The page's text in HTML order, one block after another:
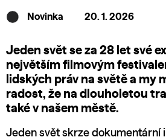
Novinka 20. 1. 2026
Jeden svět se za 28 let své
největším filmovým
lidských práv na světě a my
radost, že na dlouholetou
také v našem městě.
Jeden svět skrze dokumentární